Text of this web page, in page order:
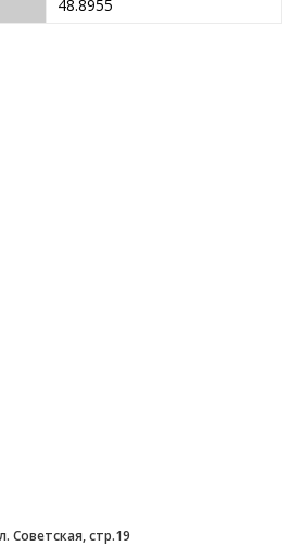
48.8955
Советская, стр.19